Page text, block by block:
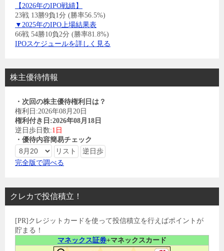
【2026年のIPO戦績】
23戦 13勝9負1分 (勝率56.5%)
▼2025年のIPO上場結果表
66戦 54勝10負2分 (勝率81.8%)
IPOスケジュールを詳しく見る
株主優待情報
・次回の株主優待権利日は？
権利日:2026年08月20日
権利付き日:2026年08月18日
逆日歩日数:1日
・優待内容簡易チェック
完全版で調べる
クレカで投信積立！
[PR]クレジットカードを使って投信積立を行えばポイントが
貯まる！
マネックス証券+マネックスカード